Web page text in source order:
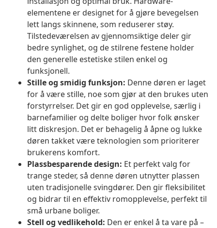
elementene er designet for å gjøre bevegelsen
lett langs skinnene, som reduserer støy.
Tilstedeværelsen av gjennomsiktige deler gir
bedre synlighet, og de stilrene festene holder
den generelle estetiske stilen enkel og
funksjonell.
Stille og smidig funksjon: Denne døren er laget
for å være stille, noe som gjør at den brukes uten
forstyrrelser. Det gir en god opplevelse, særlig i
barnefamilier og delte boliger hvor folk ønsker
litt diskresjon. Det er behagelig å åpne og lukke
døren takket være teknologien som prioriterer
brukerens komfort.
Plassbesparende design: Et perfekt valg for
trange steder, så denne døren utnytter plassen
uten tradisjonelle svingdører. Den gir fleksibilitet
og bidrar til en effektiv romopplevelse, perfekt til
små urbane boliger.
Stell og vedlikehold: Den er enkel å ta vare på –